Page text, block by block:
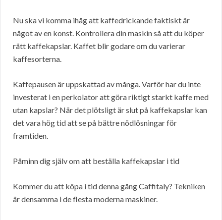
Nu ska vi komma ihåg att kaffedrickande faktiskt är
något av en konst. Kontrollera din maskin så att du köper
rätt kaffekapslar. Kaffet blir godare om du varierar
kaffesorterna.
Kaffepausen är uppskattad av många. Varför har du inte
investerat i en perkolator att göra riktigt starkt kaffe med
utan kapslar? När det plötsligt är slut på kaffekapslar kan
det vara hög tid att se på bättre nödlösningar för
framtiden.
Påminn dig själv om att beställa kaffekapslar i tid
Kommer du att köpa i tid denna gång Caffitaly? Tekniken
är densamma i de flesta moderna maskiner.